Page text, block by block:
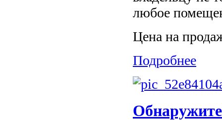
любое
Цена на
Подробнее